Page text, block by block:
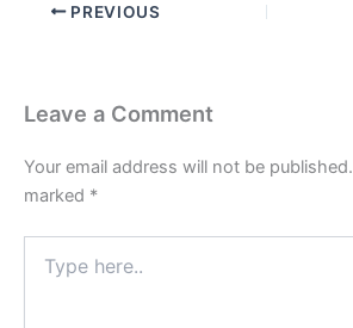
PREVIOUS
Leave a Comment
Your email address will not be published.
marked *
here..